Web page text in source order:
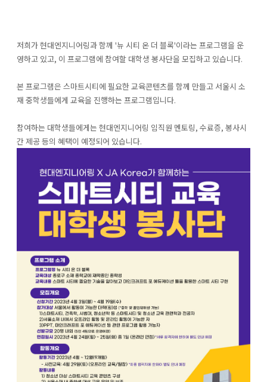
저희가 현대엔지니어링과 함께 '뉴 시티 온 더 블록'이라는 프로그램을 운
영하고 있고, 이 프로그램에 참여할 대학생 봉사단을 모집하고 있습니다.
본 프로그램은 스마트시티에 필요한 교육콘텐츠를 함께 만들고 서울시 소
재 중학생들에게 교육을 진행하는 프로그램입니다.
참여하는 대학생들에게는 현대엔지니어링 임직원 멘토링, 수료증, 봉사시
간 제공 등의 혜택이 예정되어 있습니다.